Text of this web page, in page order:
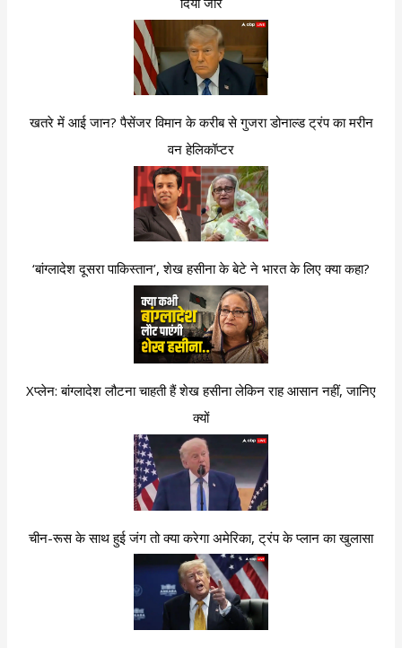
खतरे में आई जान? पैसेंजर विमान के करीब से गुजरा डोनाल्ड ट्रंप का मरीन
वन हेलिकॉप्टर
‘बांग्लादेश दूसरा पाकिस्तान’, शेख हसीना के बेटे ने भारत के लिए क्या कहा?
Xप्लेन: बांग्लादेश लौटना चाहती हैं शेख हसीना लेकिन राह आसान नहीं, जानिए
क्यों
चीन-रूस के साथ हुई जंग तो क्या करेगा अमेरिका, ट्रंप के प्लान का खुलासा